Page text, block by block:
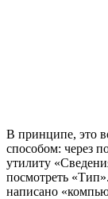
В принципе, это
способом: через
утилиту
посмотреть
написано